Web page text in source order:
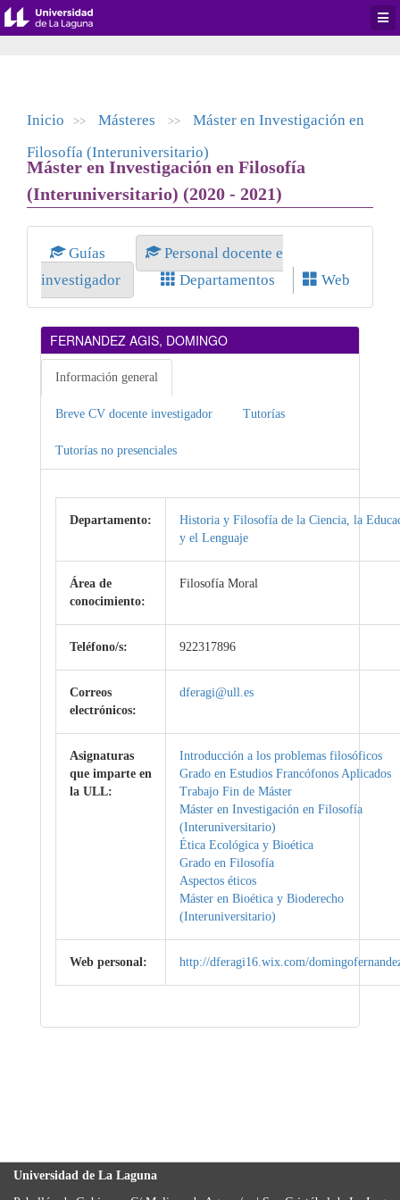
Inicio >> Másteres >>
Máster en Investigación en
Filosofía (Interuniversitario)
Máster en Investigación en Filosofía
(Interuniversitario) (2020 - 2021)
Guías
Personal docente e
investigador
Departamentos Web
FERNANDEZ AGIS, DOMINGO
Información general
Breve CV docente investigador Tutorías
Tutorías no presenciales
Departamento:
Historia y Filosofía de la Ciencia, la
y el Lenguaje
Área de
conocimiento:
Filosofía Moral
Teléfono/s: 922317896
Correos
electrónicos:
dferagi@ull.es
Asignaturas
que imparte en
la ULL:
Introducción a los problemas filosóficos
Grado en Estudios Francófonos Aplicados
Trabajo Fin de Máster
Máster en Investigación en Filosofía
(Interuniversitario)
Ética Ecológica y Bioética
Grado en Filosofía
Aspectos éticos
Máster en Bioética y Bioderecho
(Interuniversitario)
Web personal: http://dferagi16.wix.com/
Universidad de La Laguna